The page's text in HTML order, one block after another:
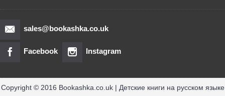
sales@bookashka.co.uk
Facebook Instagram
Copyright © 2016 Bookashka.co.uk | Детские книги на русском языке